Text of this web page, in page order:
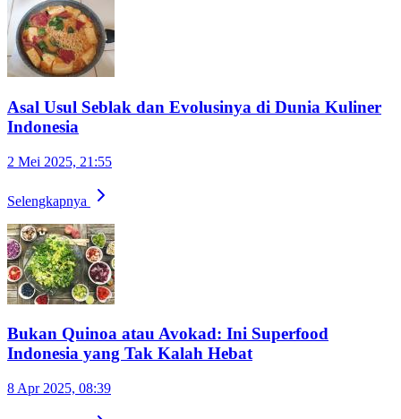
Asal Usul Seblak dan Evolusinya di Dunia Kuliner
Indonesia
2 Mei 2025, 21:55
Selengkapnya
Bukan Quinoa atau Avokad: Ini Superfood
Indonesia yang Tak Kalah Hebat
8 Apr 2025, 08:39